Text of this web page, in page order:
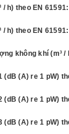
/ h) theo EN
/ h) theo EN
không khí (m³
(dB (A) re 1 pW)
(dB (A) re 1 pW)
(dB (A) re 1 pW)